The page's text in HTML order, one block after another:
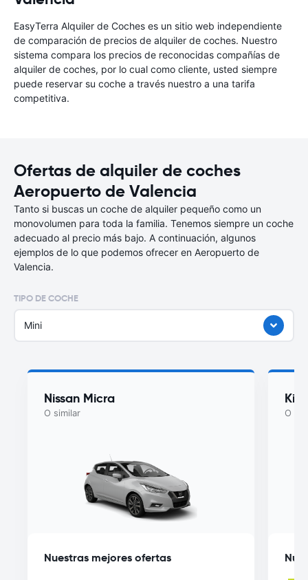
EasyTerra Alquiler de Coches es un sitio web independiente
de comparación de precios de alquiler de coches. Nuestro
sistema compara los precios de reconocidas compañías de
alquiler de coches, por lo cual como cliente, usted siempre
puede reservar su coche a través nuestro a una tarifa
competitiva.
Ofertas de alquiler de coches
Aeropuerto de Valencia
Tanto si buscas un coche de alquiler pequeño como un
monovolumen para toda la familia. Tenemos siempre un coche
adecuado al precio más bajo. A continuación, algunos
ejemplos de lo que podemos ofrecer en Aeropuerto de
Valencia.
TIPO DE COCHE
Mini
Nissan Micra
O similar
Nuestras mejores ofertas
Kia
O